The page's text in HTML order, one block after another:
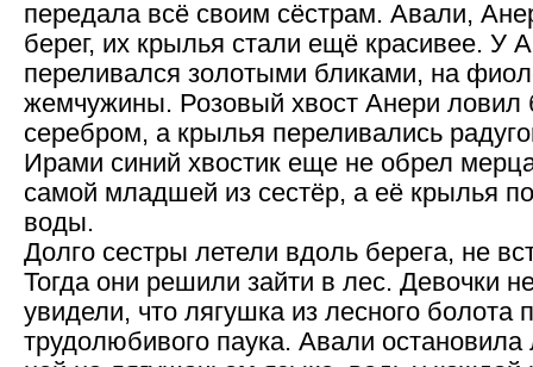
передала всё своим сёстрам. Авали,
берег, их крылья стали ещё красивее. У
переливался золотыми бликами, на
жемчужины. Розовый хвост Анери ловил
серебром, а крылья переливались
Ирами синий хвостик еще не обрел
самой младшей из сестёр, а её крылья
воды.
Долго сестры летели вдоль берега, не
Тогда они решили зайти в лес. Девочки
увидели, что лягушка из лесного болота
трудолюбивого паука. Авали остановила